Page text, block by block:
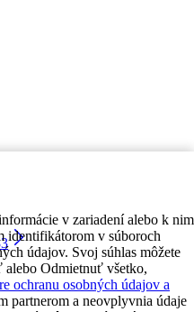
v zariadení alebo k nim
identifikátorom v súboroch
údajov. Svoj súhlas môžete
Odmietnuť všetko,
ochranu osobných údajov a
partnerom a neovplyvnia údaje